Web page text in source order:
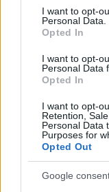
consent section.
I want to opt-
Personal Data.
Opted In
I want to opt-
Personal Data
Opted In
I want to opt-
Retention,
Personal Data
Purposes for
Opted Out
Google
A nagy
előadással
jutottak jegyhez
árusítását2014.
kezdik a
internetes
érdekében, hogy
vásárolhat.